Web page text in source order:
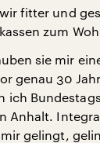
fitter und
zum
sie mir
genau 30
ich
Anhalt.
gelingt,